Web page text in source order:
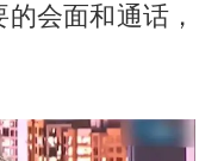
会面和通话，